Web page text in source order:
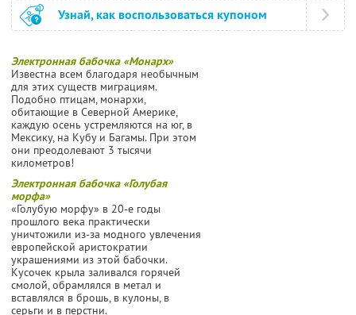
Узнай, как воспользоваться купоном
Электронная бабочка «Монарх»
Известна всем благодаря необычным
для этих существ миграциям.
Подобно птицам, монархи,
обитающие в Северной Америке,
каждую осень устремляются на юг, в
Мексику, на Кубу и Багамы. При этом
они преодолевают 3 тысячи
километров!
Электронная бабочка «Голубая
морфа»
«Голубую морфу» в 20-е годы
прошлого века практически
уничтожили из-за модного увлечения
европейской аристократии
украшениями из этой бабочки.
Кусочек крыла заливался горячей
смолой, обрамлялся в метал и
вставлялся в брошь, в кулоны, в
серьги и в перстни.